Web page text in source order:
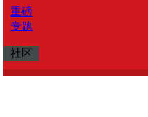
重磅
专题
社区